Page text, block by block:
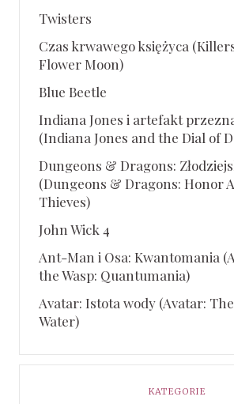
Twisters
Czas krwawego księżyca
Flower Moon)
Blue Beetle
Indiana Jones i artefakt
(Indiana Jones and the Dial of
Dungeons & Dragons:
(Dungeons & Dragons: Honor
Thieves)
John Wick 4
Ant-Man i Osa: Kwantomania
the Wasp: Quantumania)
Avatar: Istota wody (Avatar:
Water)
KATEGORIE